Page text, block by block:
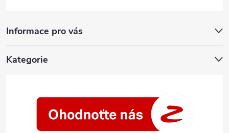
Informace pro vás
Kategorie